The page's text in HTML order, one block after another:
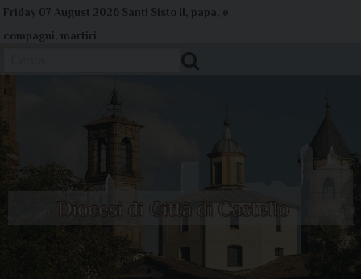
Skip
Friday 07 August 2026 Santi Sisto II, papa, e
compagni, martiri